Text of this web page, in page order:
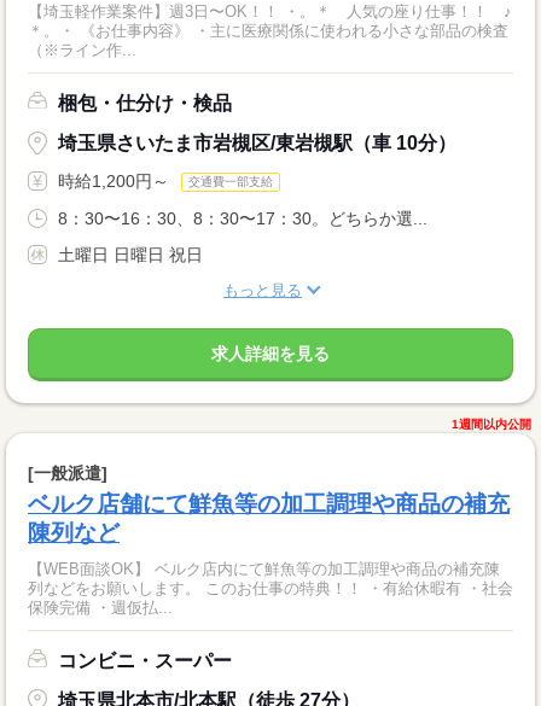
【埼玉軽作業案件】週3日〜OK！！ ・。＊ 人気の座り仕事！！ ♪
＊。・ 《お仕事内容》 ・主に医療関係に使われる小さな部品の検査
（※ライン作...
梱包・仕分け・検品
埼玉県さいたま市岩槻区/東岩槻駅（車 10分）
時給1,200円～ 交通費一部支給
8：30〜16：30、8：30〜17：30。どちらか選...
土曜日 日曜日 祝日
もっと見る
求人詳細を見る
1週間以内公開
[一般派遣]
ベルク店舗にて鮮魚等の加工調理や商品の補充
陳列など
【WEB面談OK】 ベルク店内にて鮮魚等の加工調理や商品の補充陳
列などをお願いします。 このお仕事の特典！！ ・有給休暇有 ・社会
保険完備 ・週仮払...
コンビニ・スーパー
埼玉県北本市/北本駅（徒歩 27分）